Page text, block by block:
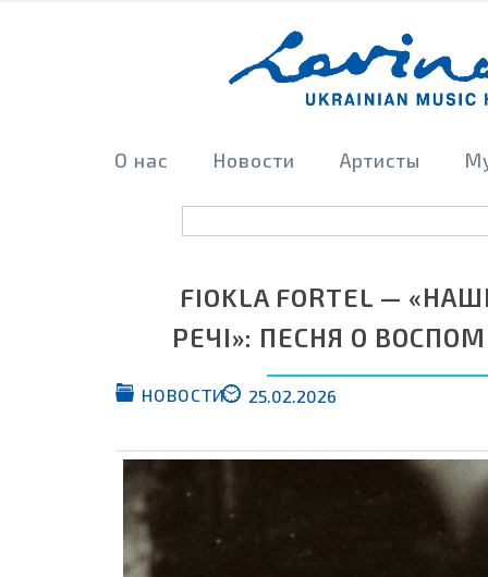
О нас Новости Артисты
FIOKLA FORTEL —
РЕЧІ»: ПЕСНЯ О
НОВОСТИ 25.02.2026